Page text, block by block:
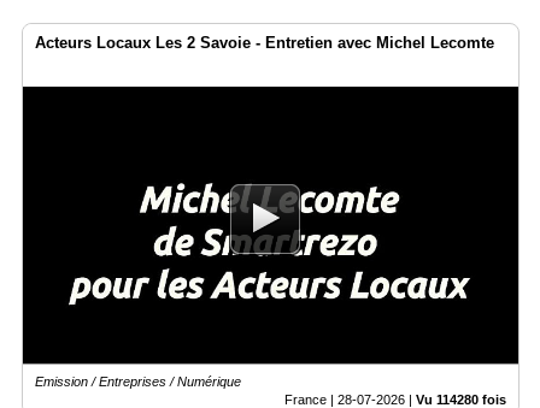
éditeur
administration
Acteurs Locaux Les 2 Savoie - Entretien avec Michel Lecomte
Emission / Entreprises / Numérique
France | 28-07-2026 | Vu 114280 fois